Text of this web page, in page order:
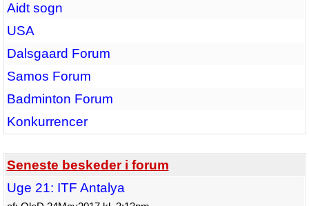
Aidt sogn
USA
Dalsgaard Forum
Samos Forum
Badminton Forum
Konkurrencer
Seneste beskeder i forum
Uge 21: ITF Antalya